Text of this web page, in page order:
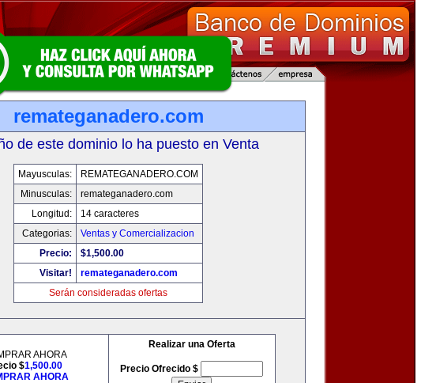
remateganadero.com
de este dominio lo ha puesto en Venta
Mayusculas:
REMATEGANADERO.COM
Minusculas:
remateganadero.com
Longitud:
14 caracteres
Categorias:
Ventas y Comercializacion
Precio:
$1,500.00
Visitar!
remateganadero.com
Serán consideradas ofertas
AHORA
$1,500.00
AHORA
Realizar una Oferta
Precio Ofrecido $